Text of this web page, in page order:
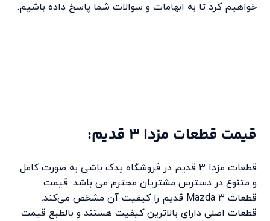
خواهیم کرد تا به ابهامات و سوالات شما پاسخ داده باشیم.
قیمت قطعات مزدا 3 قدیم:
قطعات مزدا 3 قدیم در فروشگاه یدک باشی به صورت کامل
و متنوع در دسترس مشتریان محترم می باشد. قیمت
قطعات Mazda 3 قدیم را کیفیت آن مشخص می‌کند.
قطعات اصلی دارای بالاترین کیفیت هستند و بالطبع قیمت